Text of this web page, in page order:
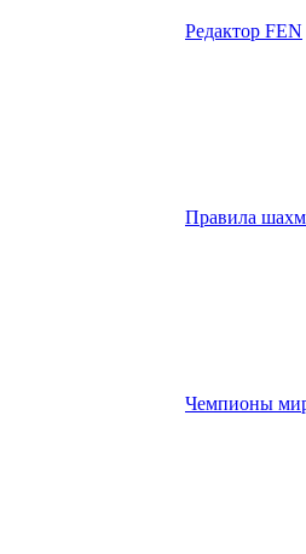
Редактор FEN
Правила
Чемпионы